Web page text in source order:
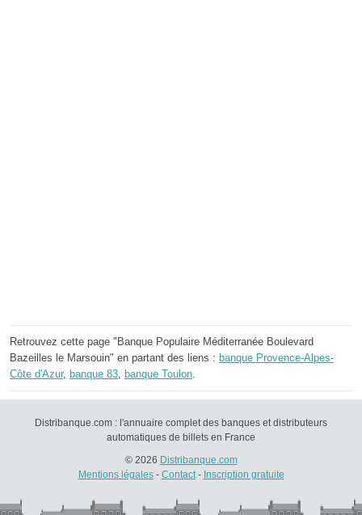
Retrouvez cette page "Banque Populaire Méditerranée Boulevard
Bazeilles le Marsouin" en partant des liens : banque Provence-Alpes-
Côte d'Azur, banque 83 banque Toulon
Distribanque.com : l'annuaire complet des banques et distributeurs
automatiques de billets en France
© 2026 Distribanque.com
Mentions légales- Contact- Inscription gratuite